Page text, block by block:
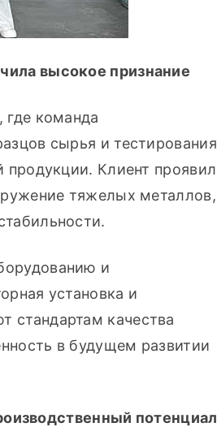
высокое признание
где команда
сырья и тестирования
продукции. Клиент проявил
тяжелых металлов,
и
установка и
стандартам качества
в будущем развитии
потенциал